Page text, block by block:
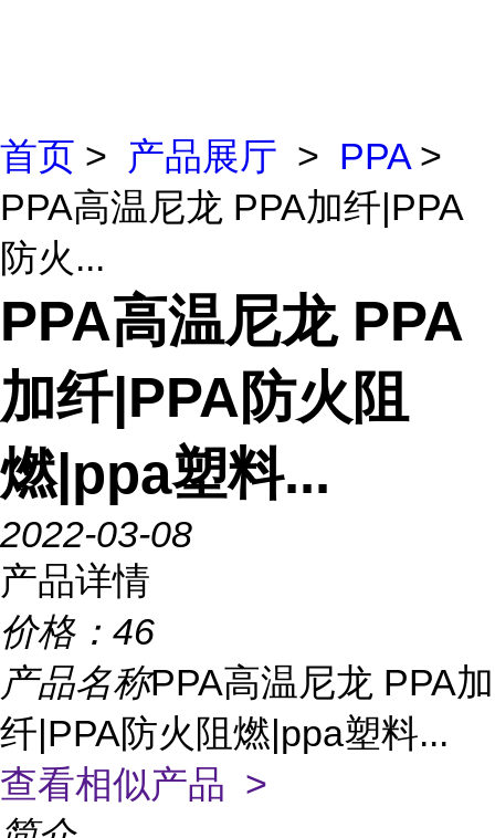
首页 > 产品展厅 > PPA>
PPA高温尼龙 PPA加纤|PPA
防火...
PPA高温尼龙 PPA
加纤|PPA防火阻
燃|ppa塑料...
2022-03-08
产品详情
价格： 46
产品名称PPA高温尼龙 PPA加
纤|PPA防火阻燃|ppa塑料...
查看相似产品 >